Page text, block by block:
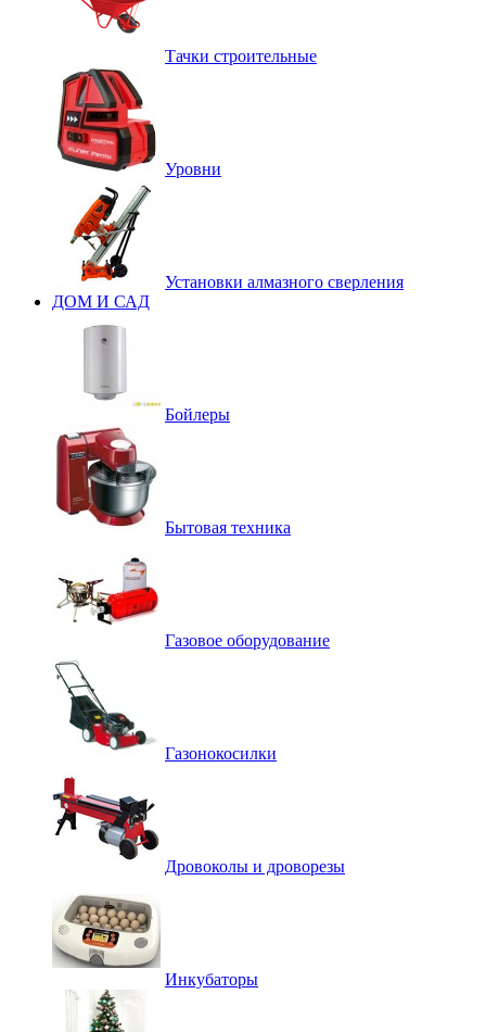
Тачки строительные
Уровни
Установки алмазного сверления
ДОМ И САД
Бойлеры
Бытовая техника
Газовое оборудование
Газонокосилки
Дровоколы и дроворезы
Инкубаторы